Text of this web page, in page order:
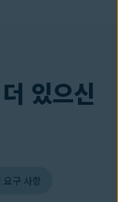
있으신
요구 사항